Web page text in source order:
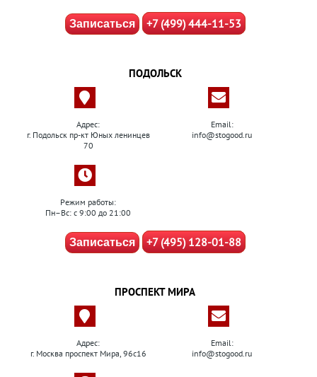
Записаться +7 (499) 444-11-53
ПОДОЛЬСК
Адрес:
г. Подольск пр-кт Юных ленинцев
70
Email:
info@stogood.ru
Режим работы:
Пн–Вс: с 9:00 до 21:00
Записаться +7 (495) 128-01-88
ПРОСПЕКТ МИРА
Адрес:
г. Москва проспект Мира, 96с16
Email:
info@stogood.ru